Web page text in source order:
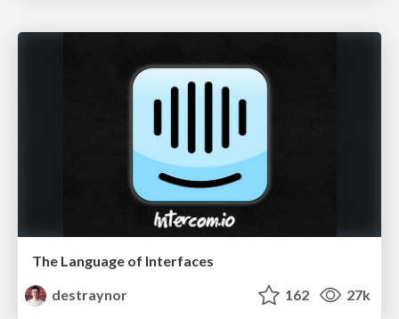
The Language of Interfaces
destraynor
162 27k